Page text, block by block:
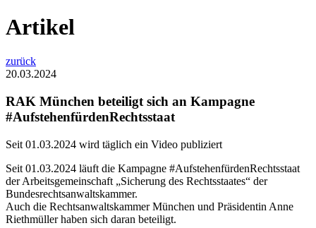
Artikel
zurück
20.03.2024
RAK München beteiligt sich an Kampagne
#AufstehenfürdenRechtsstaat
Seit 01.03.2024 wird täglich ein Video publiziert
Seit 01.03.2024 läuft die Kampagne #AufstehenfürdenRechtsstaat
der Arbeitsgemeinschaft „Sicherung des Rechtsstaates“ der
Bundesrechtsanwaltskammer.
Auch die Rechtsanwaltskammer München und Präsidentin Anne
Riethmüller haben sich daran beteiligt.